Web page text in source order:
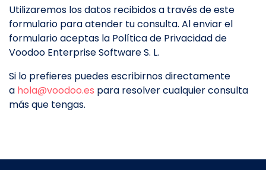
Utilizaremos los datos recibidos a través de este
formulario para atender tu consulta. Al enviar el
formulario aceptas la Política de Privacidad de
Voodoo Enterprise Software S. L.
Si lo prefieres puedes escribirnos directamente
a hola@voodoo.es para resolver cualquier consulta
más que tengas.